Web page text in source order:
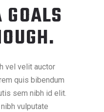
vel velit auctor
quis bibendum
sem nibh id elit.
vulputate